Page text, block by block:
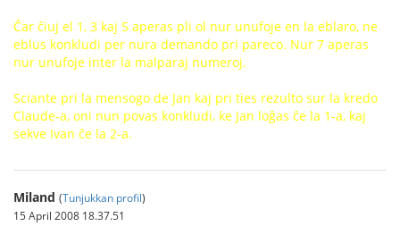
Ĉar ĉiuj el 1, 3 kaj 5 aperas pli ol nur unufoje en la eblaro, ne
eblus konkludi per nura demando pri pareco. Nur 7 aperas
nur unufoje inter la malparaj numeroj.
Sciante pri la mensogo de Jan kaj pri ties rezulto sur la kredo
Claude-a, oni nun povas konkludi, ke Jan loĝas ĉe la 1-a, kaj
sekve Ivan ĉe la 2-a.
Miland (Tunjukkan profil)
15 April 2008 18.37.51